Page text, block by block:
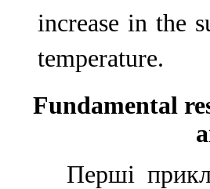
increase in the
temperature.
Fundamental
Першi